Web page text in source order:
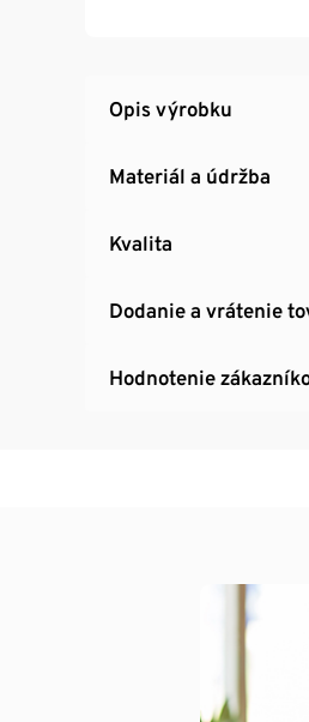
Opis výrobku
Materiál a údržba
Kvalita
Dodanie a vrátenie
Hodnotenie